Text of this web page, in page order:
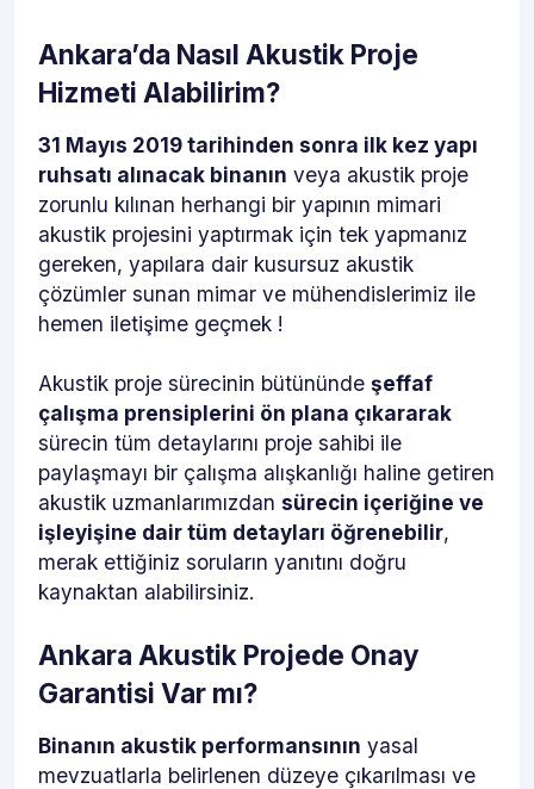
Ankara’da Nasıl Akustik Proje
Hizmeti Alabilirim?
31 Mayıs 2019 tarihinden sonra ilk kez yapı
ruhsatı alınacak binanın veya akustik proje
zorunlu kılınan herhangi bir yapının mimari
akustik projesini yaptırmak için tek yapmanız
gereken, yapılara dair kusursuz akustik
çözümler sunan mimar ve mühendislerimiz ile
hemen iletişime geçmek !
Akustik proje sürecinin bütününde şeffaf
çalışma prensiplerini ön plana çıkararak
sürecin tüm detaylarını proje sahibi ile
paylaşmayı bir çalışma alışkanlığı haline getiren
akustik uzmanlarımızdan sürecin içeriğine ve
işleyişine dair tüm detayları öğrenebilir,
merak ettiğiniz soruların yanıtını doğru
kaynaktan alabilirsiniz.
Ankara Akustik Projede Onay
Garantisi Var mı?
Binanın akustik performansının yasal
mevzuatlarla belirlenen düzeye çıkarılması ve